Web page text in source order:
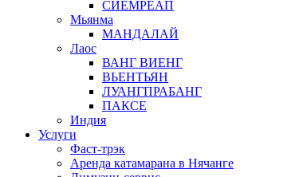
СИЕМРЕАП
Мьянма
МАНДАЛАЙ
Лаос
ВАНГ ВИЕНГ
ВЬЕНТЬЯН
ЛУАНГПРАБАНГ
ПАКСЕ
Индия
Услуги
Фаст-трэк
Аренда катамарана в Нячанге